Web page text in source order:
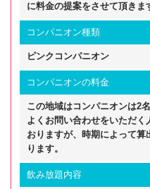
に料金の提案をさせて頂きま
コンパニオン種類
ピンクコンパニオン
コンパニオンの料金
この地域はコンパニオンは2
よくお問い合わせをいただ
おりますが、時期によって
ります。
飲み放題内容